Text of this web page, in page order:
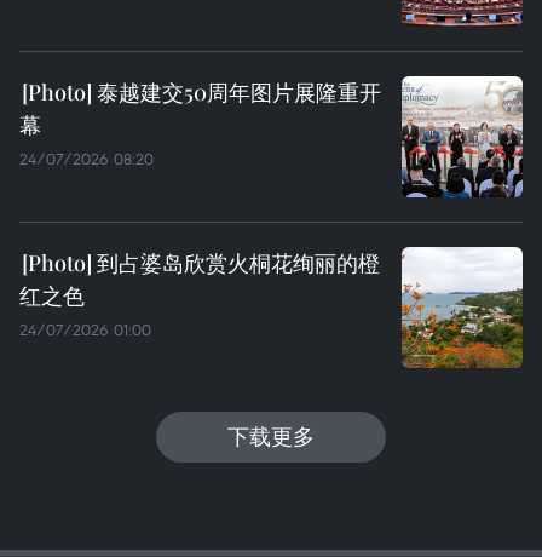
泰越建交50周年图片展隆重开
幕
24/07/2026 08:20
到占婆岛欣赏火桐花绚丽的橙
红之色
24/07/2026 01:00
下载更多